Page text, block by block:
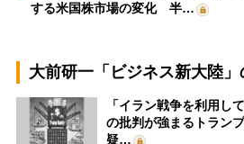
する米国株市場の変化 半…
大前研一「ビジネス新大陸」
「イラン戦争を利用し
の批判が強まるトラン
疑…